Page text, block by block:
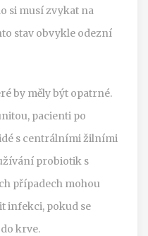
si musí zvykat na
stav obvykle odezní
by měly být opatrné.
pacienti po
s centrálními žilními
probiotik s
případech mohou
infekci, pokud se
krve.